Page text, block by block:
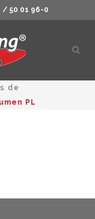
/ 50 01 96-0
Abrir
de
PL